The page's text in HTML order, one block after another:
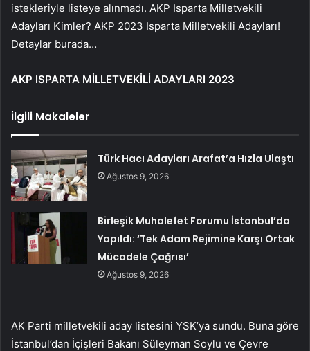
istekleriyle listeye alınmadı. AKP Isparta Milletvekili
Adayları Kimler? AKP 2023 Isparta Milletvekili Adayları!
Detaylar burada…
AKP ISPARTA MİLLETVEKİLİ ADAYLARI 2023
İlgili Makaleler
Türk Hacı Adayları Arafat’a Hızla Ulaştı
Ağustos 9, 2026
Birleşik Muhalefet Forumu İstanbul’da
Yapıldı: ‘Tek Adam Rejimine Karşı Ortak
Mücadele Çağrısı’
Ağustos 9, 2026
AK Parti milletvekili aday listesini YSK’ya sundu. Buna göre
İstanbul’dan İçişleri Bakanı Süleyman Soylu ve Çevre